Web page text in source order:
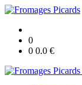
0
0 0.0 €